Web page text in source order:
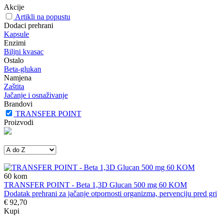
Akcije
Artikli na popustu
Dodaci prehrani
Kapsule
Enzimi
Biljni kvasac
Ostalo
Beta-glukan
Namjena
Zaštita
Jačanje i osnaživanje
Brandovi
TRANSFER POINT
Proizvodi
60 kom
TRANSFER POINT - Beta 1,3D Glucan 500 mg 60 KOM
Dodatak prehrani za jačanje otpornosti organizma, pervenciju pred
€ 92,70
Kupi